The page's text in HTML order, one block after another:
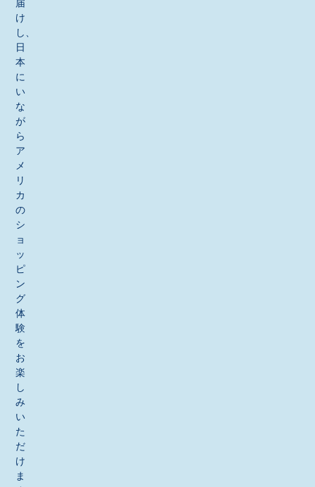
届
け
し、
日
本
に
い
な
が
ら
ア
メ
リ
カ
の
シ
ョ
ッ
ピ
ン
グ
体
験
を
お
楽
し
み
い
た
だ
け
ま